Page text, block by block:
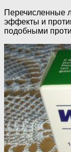
Перечисленные
эффекты и
подобными